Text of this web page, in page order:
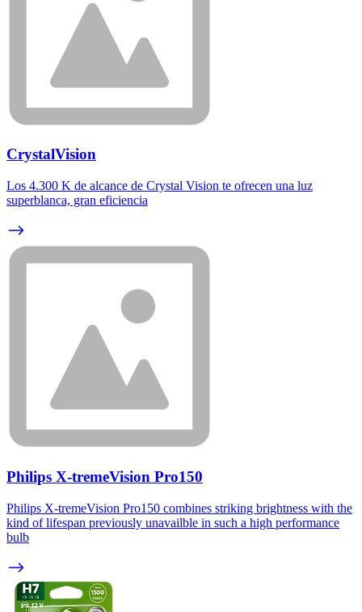
CrystalVision
Los 4.300 K de alcance de Crystal Vision te ofrecen una luz
superblanca, gran eficiencia
Philips X-tremeVision Pro150
Philips X-tremeVision Pro150 combines striking brightness with the
kind of lifespan previously unavailble in such a high performance
bulb